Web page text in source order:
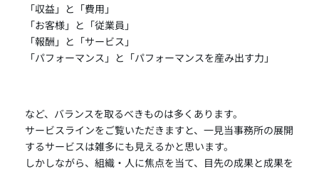
「収益」と「費用」
「お客様」と「従業員」
「報酬」と「サービス」
「パフォーマンス」と「パフォーマンスを産み出す力」
など、バランスを取るべきものは多くあります。
サービスラインをご覧いただきますと、一見当事務所の展開
するサービスは雑多にも見えるかと思います。
しかしながら、組織・人に焦点を当て、目先の成果と成果を